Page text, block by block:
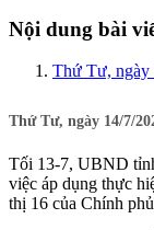
Nội dung bài
Thứ Tư, ngày
Thứ Tư, ngày 14/7/
Tối 13-7, UBND
việc áp dụng thực
thị 16 của Chính